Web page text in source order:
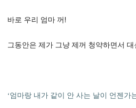
바로 우리 엄마 꺼!
그동안은 제가 그냥 제꺼 청약하면서
‘엄마랑 내가 같이 안 사는 날이 언젠가